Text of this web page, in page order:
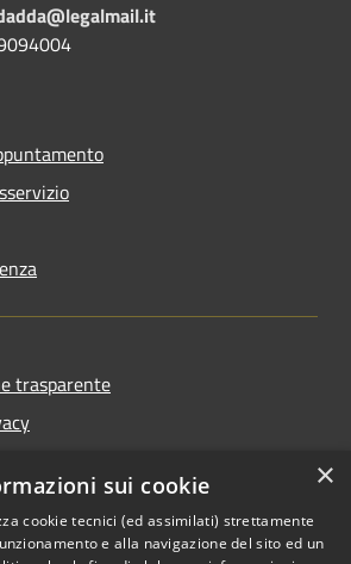
trasparente
accessibilità
×
sui cookie
cookie tecnici (ed assimilati) strettamente
e alla navigazione del sito ed un